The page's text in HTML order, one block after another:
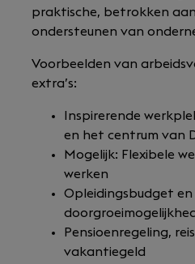
praktische, betrokken
ondersteunen van
Voorbeelden van
extra’s:
Inspirerende
en het centrum van
Mogelijk: Flexibele
werken
Opleidingsbudget en
Pensioenregeling,
vakantiegeld